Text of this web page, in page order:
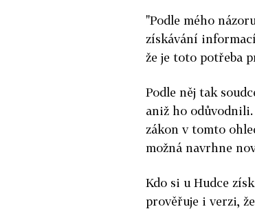
"Podle mého
získávání
že je toto potřeba
Podle něj tak
aniž ho odůvodnili.
zákon v tomto
možná navrhne
Kdo si u Hudce
prověřuje i verzi,